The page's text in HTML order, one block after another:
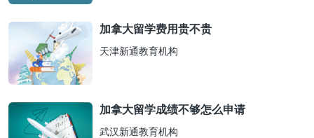
加拿大留学费用贵不贵
天津新通教育机构
加拿大留学成绩不够怎么申请
武汉新通教育机构